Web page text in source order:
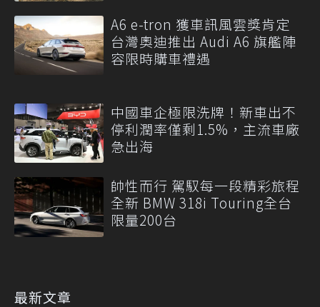
A6 e-tron 獲車訊風雲獎肯定
台灣奧迪推出 Audi A6 旗艦陣
容限時購車禮遇
中國車企極限洗牌！新車出不
停利潤率僅剩1.5%，主流車廠
急出海
帥性而行 駕馭每一段精彩旅程
全新 BMW 318i Touring全台
限量200台
最新文章